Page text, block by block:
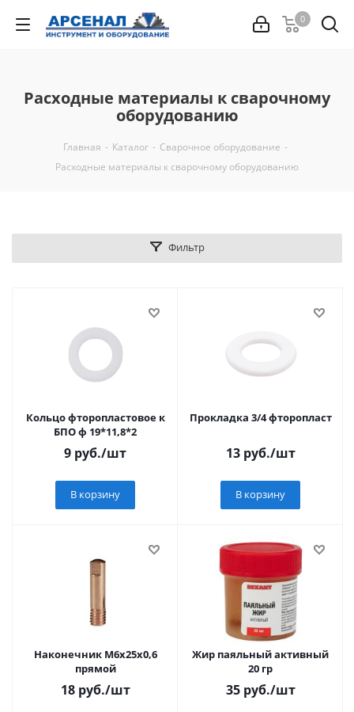
0
Расходные материалы к сварочному
оборудованию
Главная - Каталог - Сварочное оборудование -
Расходные материалы к сварочному оборудованию
Фильтр
Кольцо фторопластовое к
БПО ф 19*11,8*2
9 руб./шт
В корзину
Прокладка 3/4 фторопласт
13руб./шт
В корзину
Наконечник М6х25х0,6
прямой
18руб./шт
Жир паяльный активный
20 гр
35руб./шт